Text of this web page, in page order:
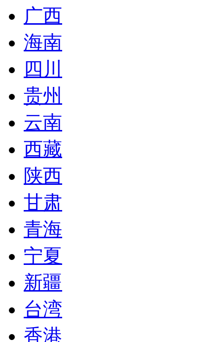
广西
海南
四川
贵州
云南
西藏
陕西
甘肃
青海
宁夏
新疆
台湾
香港